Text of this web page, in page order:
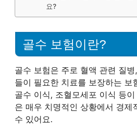
요?
골수 보험이란?
골수 보험은 주로 혈액 관련 질
들이 필요한 치료를 보장하는 보
골수 이식, 조혈모세포 이식 등
은 매우 치명적인 상황에서 경제
수 있어요.